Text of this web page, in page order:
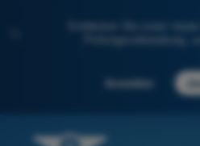
Entdecken Sie unser
Prüfungsvorbereitung,
Anmelden